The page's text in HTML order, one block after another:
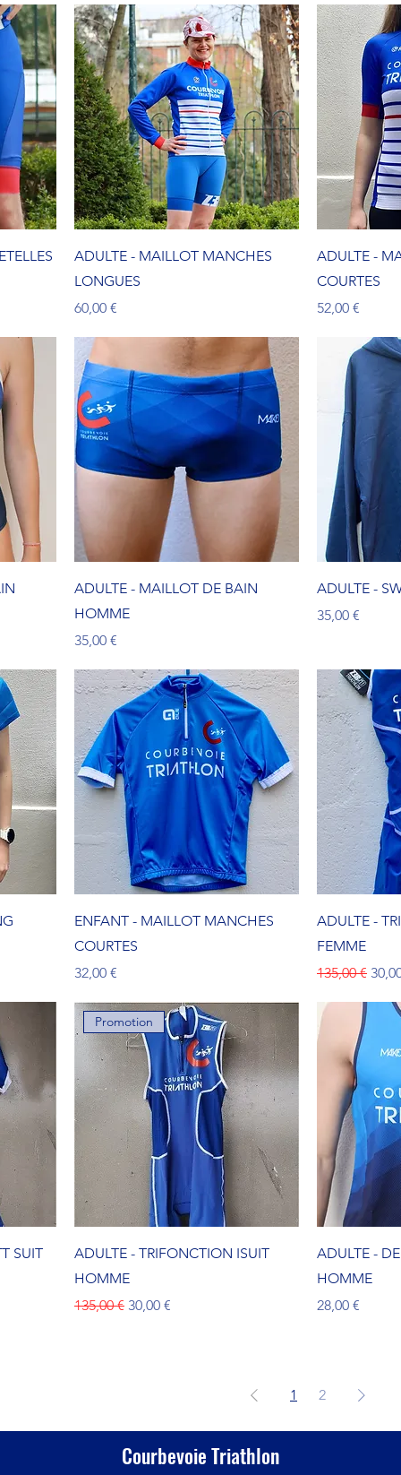
ADULTE - MAILLOT MANCHES
LONGUES
Prix
60,00 €
ADULTE -
COURTES
Prix
52,00 €
ADULTE - MAILLOT DE BAIN
HOMME
Prix
35,00 €
ADULTE -
Prix
35,00 €
ENFANT - MAILLOT MANCHES
COURTES
Prix
32,00 €
ADULTE -
FEMME
Prix original
135,00 € Prix
SUIT
Promotion
ADULTE - TRIFONCTION ISUIT
HOMME
Prix original
135,00 € Prix promotionnel
30,00 €
ADULTE -
HOMME
Prix
28,00 €
1 2
Courbevoie Triathlon